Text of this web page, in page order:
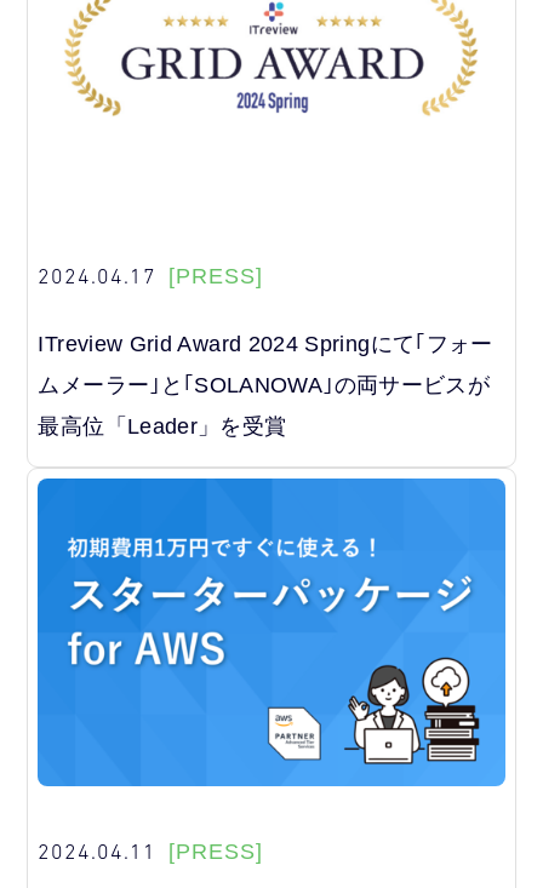
2024.04.17 [PRESS]
ITreview Grid Award 2024 Springにて｢フォー
ムメーラー｣と｢SOLANOWA｣の両サービスが
最高位「Leader」を受賞
2024.04.11 [PRESS]